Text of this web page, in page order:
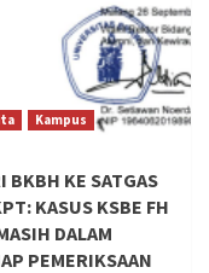
Kampus
BKBH KE SATGAS
KASUS KSBE FH
DALAM
PEMERIKSAAN